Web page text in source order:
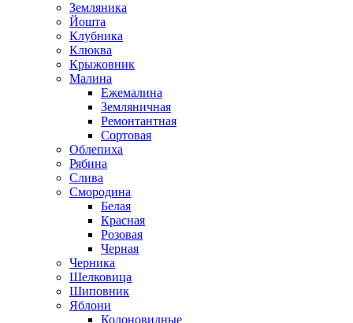
Земляника
Йошта
Клубника
Клюква
Крыжовник
Малина
Ежемалина
Земляничная
Ремонтантная
Сортовая
Облепиха
Рябина
Слива
Смородина
Белая
Красная
Розовая
Черная
Черника
Шелковица
Шиповник
Яблони
Колоновидные